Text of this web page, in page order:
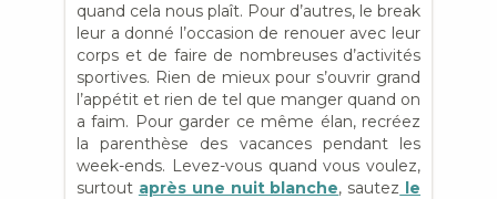
quand cela nous plaît. Pour d’autres, le break
leur a donné l’occasion de renouer avec leur
corps et de faire de nombreuses d’activités
sportives. Rien de mieux pour s’ouvrir grand
l’appétit et rien de tel que manger quand on
a faim. Pour garder ce même élan, recréez
la parenthèse des vacances pendant les
week-ends. Levez-vous quand vous voulez,
surtout après une nuit blanche, sautez le